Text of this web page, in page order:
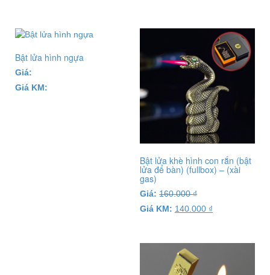
Bật lửa hình ngựa
Giá:
Giá KM:
Bật lửa khè hình con rắn (bật
lửa để bàn) (fullbox) – (xài
gas)
Giá: 160.000₫
Giá KM: 140.000 ₫